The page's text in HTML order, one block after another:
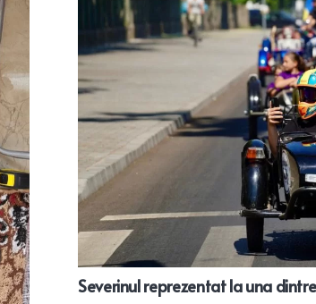
Severinul reprezentat la una